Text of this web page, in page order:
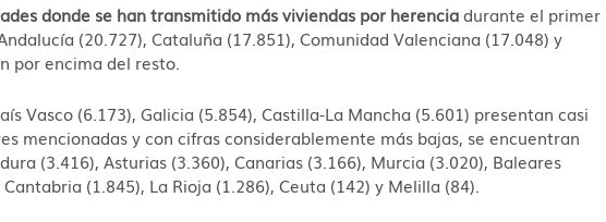
donde se han transmitido más viviendas por herenciadurante el primer
(20.727), Cataluña (17.851), Comunidad Valenciana (17.048) y
por encima del resto.
Vasco (6.173), Galicia (5.854), Castilla-La Mancha (5.601) presentan casi
mencionadas y con cifras considerablemente más bajas, se encuentran
(3.416), Asturias (3.360), Canarias (3.166), Murcia (3.020), Baleares
(1.845), La Rioja (1.286), Ceuta (142) y Melilla (84).